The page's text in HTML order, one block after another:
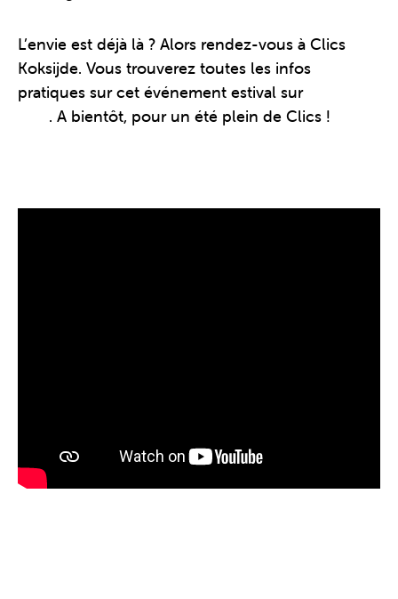
L’envie est déjà là ? Alors rendez-vous à Clics
Koksijde. Vous trouverez toutes les infos
pratiques sur cet événement estival sur
. A bientôt, pour un été plein de Clics !